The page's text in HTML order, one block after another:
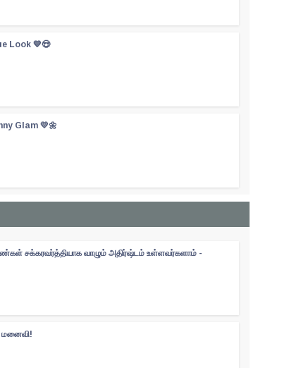
Look 💙😍
Glam 💛🌼
சக்கரவர்த்தியாக வாழும் அதிர்ஷ்டம் உள்ளவர்களாம் -
மனைவி!